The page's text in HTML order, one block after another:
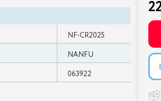
NF-CR2025
NANFU
063922